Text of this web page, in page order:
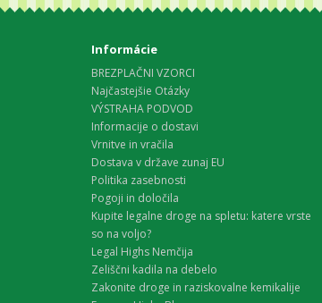
Informácie
BREZPLAČNI VZORCI
Najčastejšie Otázky
VÝSTRAHA PODVOD
Informacije o dostavi
Vrnitve in vračila
Dostava v države zunaj EU
Politika zasebnosti
Pogoji in določila
Kupite legalne droge na spletu: katere vrste
so na voljo?
Legal Highs Nemčija
Zeliščni kadila na debelo
Zakonite droge in raziskovalne kemikalije